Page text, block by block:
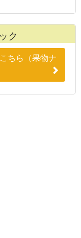
ク
ちら（果物ナ